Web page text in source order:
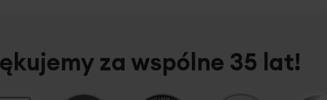
za wspólne 35 lat!